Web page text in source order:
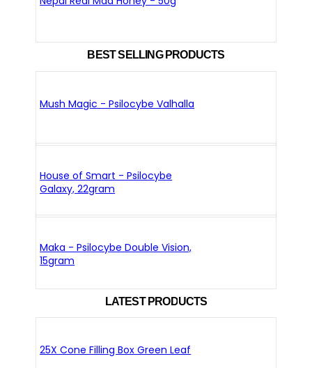
BEST SELLING PRODUCTS
Mush Magic - Psilocybe Valhalla
House of Smart - Psilocybe
Galaxy, 22gram
Maka - Psilocybe Double Vision,
15gram
LATEST PRODUCTS
25X Cone Filling Box Green Leaf